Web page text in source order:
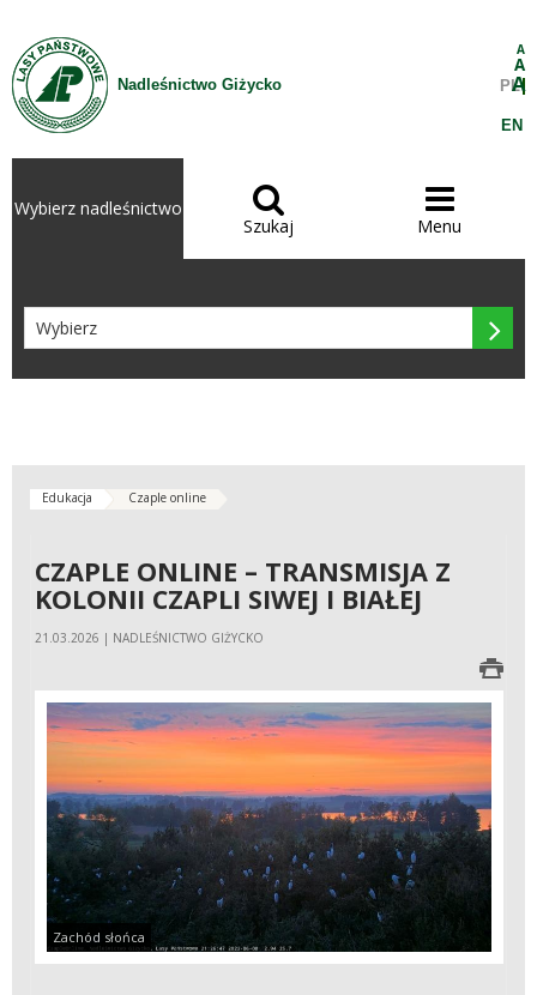
Nadleśnictwo Giżycko
A
A
A
PL
EN
Wybierz nadleśnictwo 
Szukaj

Menu

Edukacja Czaple online
CZAPLE ONLINE – TRANSMISJA Z
KOLONII CZAPLI SIWEJ I BIAŁEJ
21.03.2026 | NADLEŚNICTWO GIŻYCKO
Zachód słońca